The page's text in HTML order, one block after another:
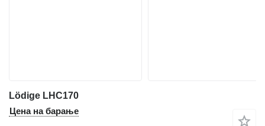
Lödige LHC170
Цена на барање